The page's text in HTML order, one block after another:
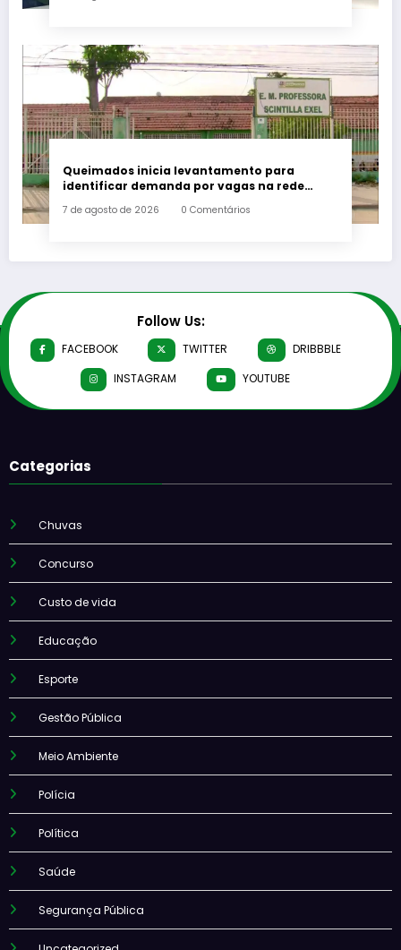
Queimados inicia levantamento para
identificar demanda por vagas na rede
7 de agosto de 2026 0 Comentários
Follow Us:
FACEBOOK TWITTER
DRIBBBLE
INSTAGRAM
YOUTUBE
Categorias
Chuvas
Concurso
Custo de vida
Educação
Esporte
Gestão Pública
Meio Ambiente
Polícia
Política
Saúde
Segurança Pública